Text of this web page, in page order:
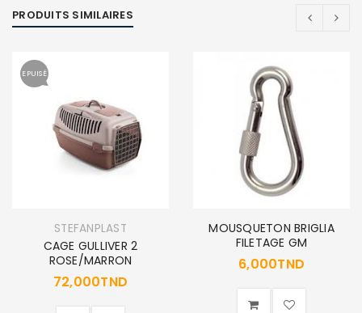
PRODUITS SIMILAIRES
EPUISÉ
STEFANPLAST
CAGE GULLIVER 2
ROSE/MARRON
72,000TND
MOUSQUETON BRIGLIA
FILETAGE GM
6,000TND